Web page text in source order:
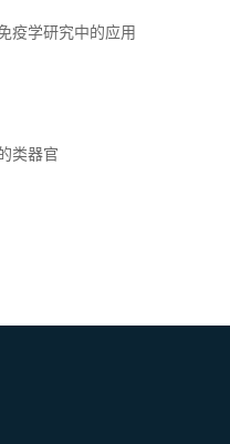
疫学研究中的应用
类器官